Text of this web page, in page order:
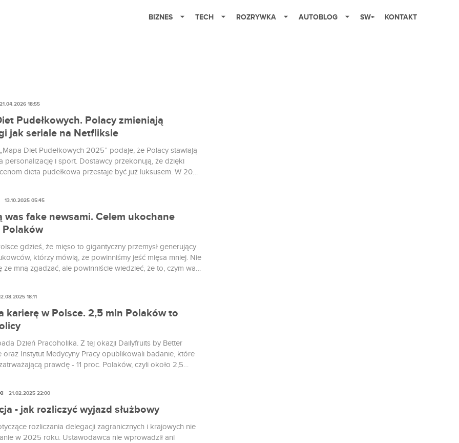
BIZNES TECH ROZRYWKA AUTOBLOG SW+ KONTAKT
Pudełkowych. Polacy zmieniają
jak seriale na Netfliksie
Diet Pudełkowych 2025” podaje, że Polacy stawiają
personalizację i sport. Dostawcy przekonują, że dzięki
dieta pudełkowa przestaje być już luksusem. W 2025
o niskim indeksie glikemicznym. Najmocniej...
21.04.2026 18:55
was fake newsami. Celem ukochane
Polaków
gdzieś, że mięso to gigantyczny przemysł generujący
którzy mówią, że powinniśmy jeść mięsa mniej. Nie
ze mną zgadzać, ale powinniście wiedzieć, że to, czym was
Stać...
13.10.2025 05:45
karierę w Polsce. 2,5 mln Polaków to
Dzień Pracoholika. Z tej okazji Dailyfruits by Better
oraz Instytut Medycyny Pracy opublikowali badanie, które
prawdę - 11 proc. Polaków, czyli około 2,5
ale również dla pracodawców. Kim jest przeciętny
Według...
18:11
- jak rozliczyć wyjazd służbowy
rozliczania delegacji zagranicznych i krajowych nie
w 2025 roku. Ustawodawca nie wprowadził ani
21.02.2025 22:00